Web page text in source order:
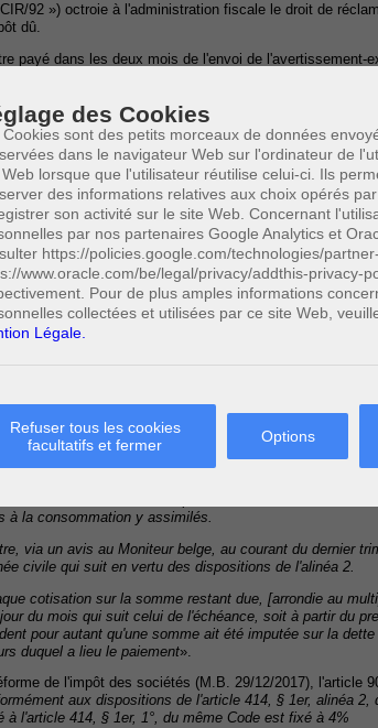
des Cookies
Cookies sont des petits morceaux de données
dans le navigateur Web sur l'ordinateur de
lorsque que l'utilisateur réutilise celui-ci. Ils
des informations relatives aux choix opérés
son activité sur le site Web. Concernant
par nos partenaires Google Analytics et
https://policies.google.com/technologies/
www.oracle.com/be/legal/privacy/addthis-privacy-
Pour de plus amples informations
collectées et utilisées par ce site Web,
Légale.
Refuser tous les cookies
facultatifs et fermer
Options
92 ») octroie à l'administration fiscale le droit de
dû.
payé dans les deux mois de l'envoi de l'avertissement-
rôle conditionne la prise de cours des intérêts de retard à
de remboursement d'impôts en faveur du contribuable,
légal, calculé par mois civil.
intérêt à effectuer le règlement des sommes réclamées
cas de contestation.
à un remboursement de l'impôt, majoré des intérêts
déjà réglé l'impôt lui évitait de devoir payer en
l'article 414 du CIR/92 énonce à présent que : « er
412, 413 et 413/1, les sommes dues sont
par dérogation à l'article 2, § 2, de la loi du 5 mai 1865
conformément à l'alinéa 2, calculé par mois civil.
à la moyenne des indices de référence relative aux
de l'année précédant celle au cours de laquelle
inférieur à 4%, ni supérieur à 10%. Ces indices sont
8 de l'arrêté royal du 14 septembre 2016 relatif
des contrats de crédit soumis à l'application du
des indices de référence pour les taux d'intérêt variables
à la consommation y assimilés.
via un avis au Moniteur belge, au courant du dernier
civile qui suit en vertu des dispositions de l'alinéa 2.
cotisation sur la somme restant due, [arrondie au
du mois qui suit celui de l'échéance, soit à partir du
pour autant qu'une somme ait été imputée sur la dette
duquel a lieu le paiement».
de l'impôt des sociétés (M.B. 29/12/2017), l'article
aux dispositions de l'article 414, § 1er, alinéa 2,
l'article 414, § 1er, 1°, du même Code est fixé à 4%